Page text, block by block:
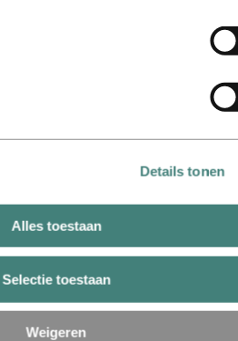
voor de
cookies worden verzameld. In de
Details tonen
Alles toestaan
Selectie toestaan
Weigeren
en verbeterde
nodigde Ritswand ons uit voor
Rinus van Meer van Hydro
gefocust op circulariteit dat ze over
hoe deze verbeterd konden
Slim verbinden, als
van de oprichters van Ritswand, legt
nodig heeft die lang
een zo klein mogelijke footprint. Maar
willen 99% van onze producten
50 of 100 jaar mee, en dat is de kern